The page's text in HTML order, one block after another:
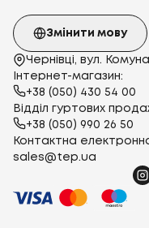
Чернівці, вул.
Інтернет-магазин:
+38 (050) 430 54 00
Відділ гуртових
+38 (050) 990 26 50
Контактна
sales@tep.ua
Змінити мову